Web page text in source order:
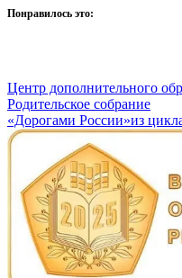
Понравилось это:
Центр дополнительного
Навигация
по
записям
Родительское собрание
«Дорогами России»из